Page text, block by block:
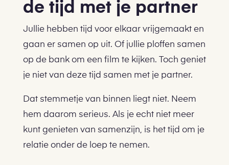
de tijd met je partner
Jullie hebben tijd voor elkaar vrijgemaakt en
gaan er samen op uit. Of jullie ploffen samen
op de bank om een film te kijken. Toch geniet
je niet van deze tijd samen met je partner.
Dat stemmetje van binnen liegt niet. Neem
hem daarom serieus. Als je echt niet meer
kunt genieten van samenzijn, is het tijd om je
relatie onder de loep te nemen.